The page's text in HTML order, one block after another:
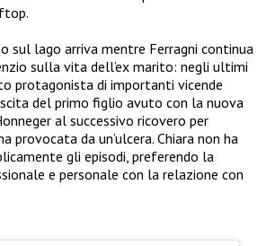
sul lago arriva mentre Ferragni continua
sulla vita dell’ex marito: negli ultimi
protagonista di importanti vicende
del primo figlio avuto con la nuova
al successivo ricovero per
provocata da un’ulcera. Chiara non ha
gli episodi, preferendo la
e personale con la relazione con